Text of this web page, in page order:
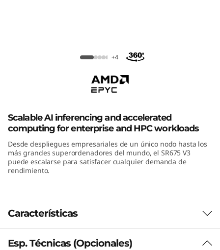
3
G
P
R
a
+4
Scalable AI inferencing and accelerated
computing for enterprise and HPC workloads
Desde despliegues empresariales de un único nodo hasta los
más grandes superordenadores del mundo, el SR675 V3
puede escalarse para satisfacer cualquier demanda de
rendimiento.
Características
Plataforma con elevada densidad de GPU
Esp. Técnicas (Opcionales)